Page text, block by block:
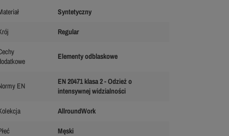
Syntetyczny
Regular
Elementy odblaskowe
EN
EN 20471 klasa 2 - Odzież o
intensywnej widzialności
AllroundWork
Męski